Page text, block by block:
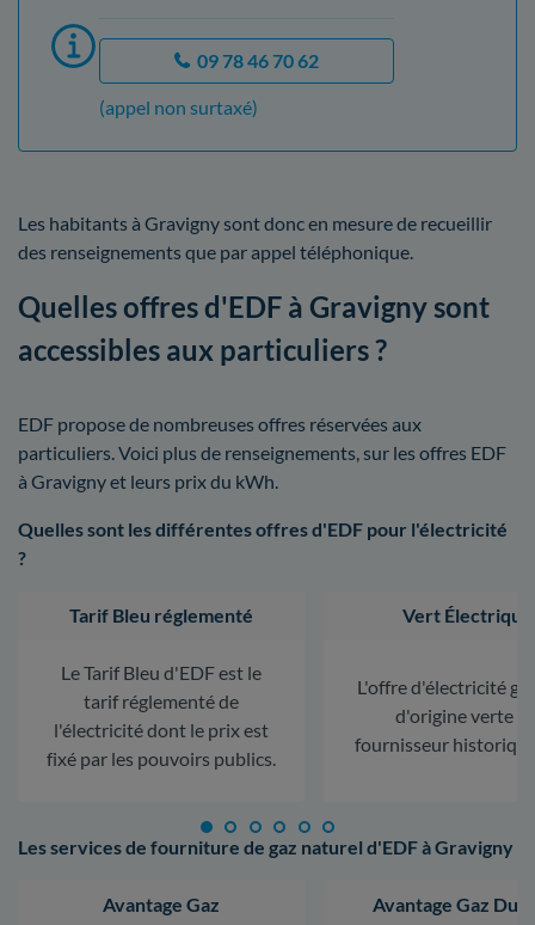
09 78 46 70 62
(appel non surtaxé)
Les habitants à Gravigny sont donc en mesure de recueillir
des renseignements que par appel téléphonique.
Quelles offres d'EDF à Gravigny sont
accessibles aux particuliers ?
EDF propose de nombreuses offres réservées aux
particuliers. Voici plus de renseignements, sur les offres EDF
à Gravigny et leurs prix du kWh.
Quelles sont les différentes offres d'EDF pour l'électricité
?
Tarif Bleu réglementé
Le Tarif Bleu d'EDF est le
tarif réglementé de
l'électricité dont le prix est
fixé par les pouvoirs publics.
Vert Électrique
L'offre d'électricité
d'origine verte
fournisseur
Les services de fourniture de gaz naturel d'EDF à Gravigny
Avantage Gaz Avantage Gaz